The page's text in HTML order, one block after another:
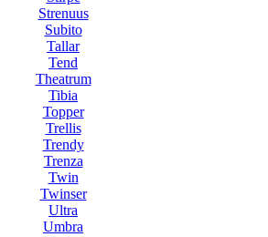
Strenuus
Subito
Tallar
Tend
Theatrum
Tibia
Topper
Trellis
Trendy
Trenza
Twin
Twinser
Ultra
Umbra